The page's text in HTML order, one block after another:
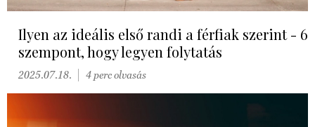
Ilyen az ideális első randi a férfiak szerint - 6
szempont, hogy legyen folytatás
2025.07.18. 4 perc olvasás